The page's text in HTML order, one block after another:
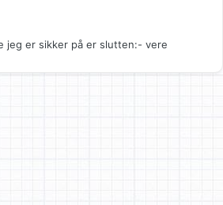
jeg er sikker på er slutten:- vere